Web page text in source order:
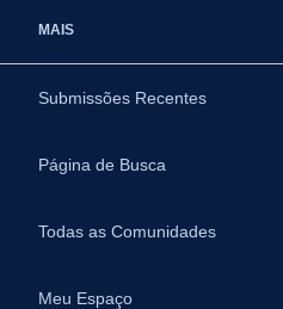
MAIS
Submissões Recentes
Página de Busca
Todas as Comunidades
Meu Espaço